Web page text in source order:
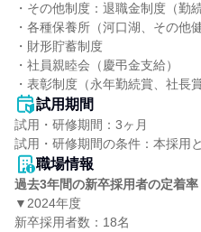
・その他制度：退職金制度（勤
・各種保養所（河口湖、その他
・財形貯蓄制度
・社員親睦会（慶弔金支給）
・表彰制度（永年勤続賞、社長
試用期間
試用・研修期間：3ヶ月
職場情報
過去3年間の新卒採用者の定着率
▼2024年度
新卒採用者数：18名